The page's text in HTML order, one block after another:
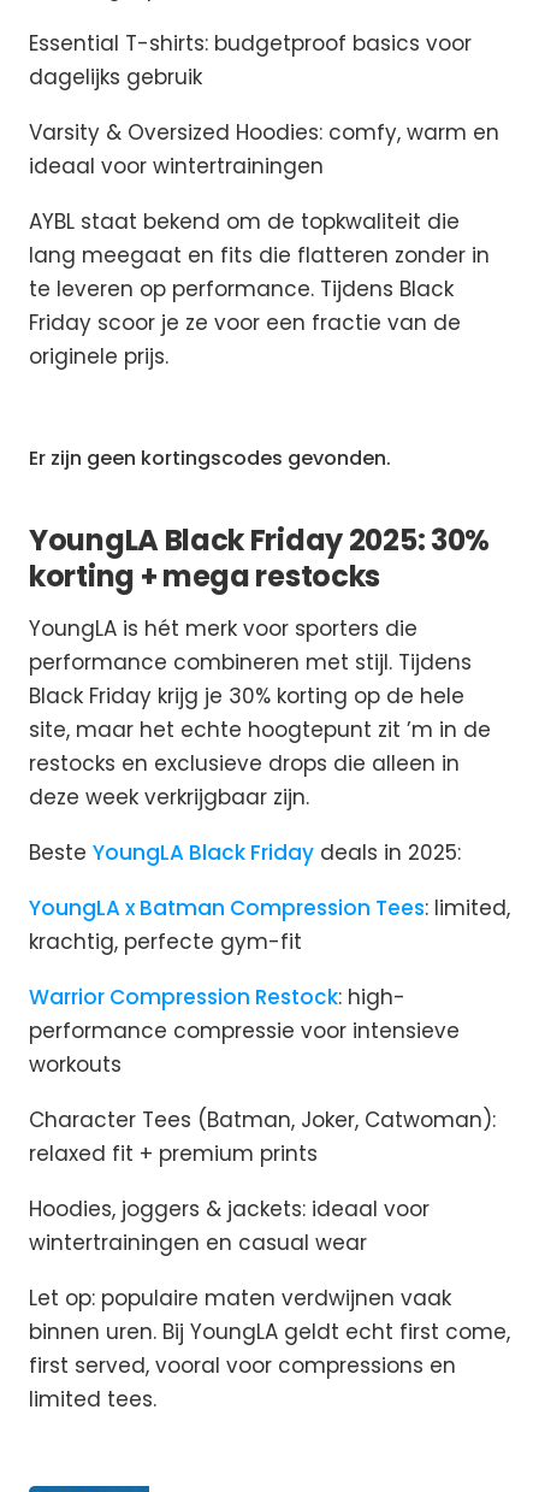
Essential T-shirts: budgetproof basics voor
dagelijks gebruik
Varsity & Oversized Hoodies: comfy, warm en
ideaal voor wintertrainingen
AYBL staat bekend om de topkwaliteit die
lang meegaat en fits die flatteren zonder in
te leveren op performance. Tijdens Black
Friday scoor je ze voor een fractie van de
originele prijs.
Er zijn geen kortingscodes gevonden.
YoungLA Black Friday 2025: 30%
korting + mega restocks
YoungLA is hét merk voor sporters die
performance combineren met stijl. Tijdens
Black Friday krijg je 30% korting op de hele
site, maar het echte hoogtepunt zit ’m in de
restocks en exclusieve drops die alleen in
deze week verkrijgbaar zijn.
Beste YoungLA Black Friday deals in 2025:
YoungLA x Batman Compression Tees: limited,
krachtig, perfecte gym-fit
Warrior Compression Restock: high-
performance compressie voor intensieve
workouts
Character Tees (Batman, Joker, Catwoman):
relaxed fit + premium prints
Hoodies, joggers & jackets: ideaal voor
wintertrainingen en casual wear
Let op: populaire maten verdwijnen vaak
binnen uren. Bij YoungLA geldt echt first come,
first served, vooral voor compressions en
limited tees.